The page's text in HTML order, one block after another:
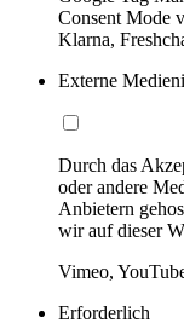
Consent Mode
Klarna,
Externe
Durch das
oder andere
Anbietern
wir auf dieser
Vimeo,
Erforderlich